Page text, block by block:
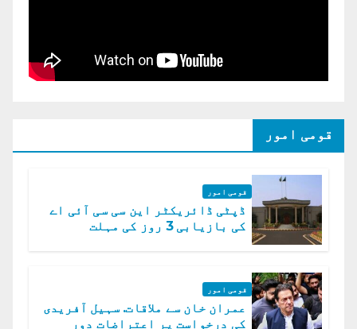
قومی امور
قومی امور
ڈپٹی ڈائریکٹر این سی سی آئی اے
کی بازیابی 3 روز کی مہلت
قومی امور
عمران خان سے ملاقات. سہیل آفریدی
کی درخواست پر اعتراضات دور